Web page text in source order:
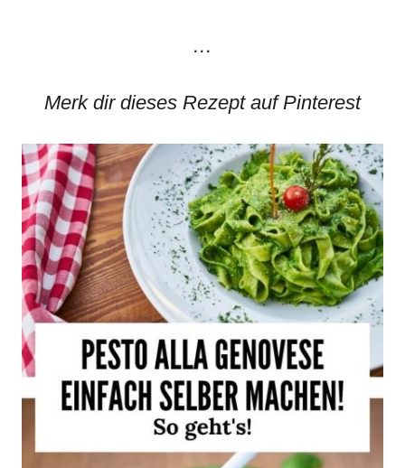
…
Merk dir dieses Rezept auf Pinterest